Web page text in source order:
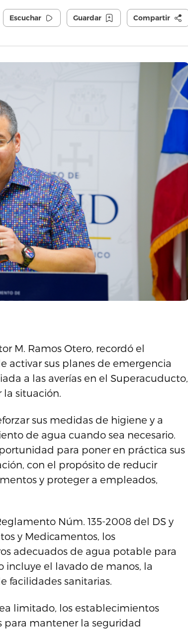
Escuchar Guardar Compartir
M. Ramos Otero, recordó el
activar sus planes de emergencia
a las averías en el Superacuducto,
la situación.
sus medidas de higiene y a
de agua cuando sea necesario.
para poner en práctica sus
con el propósito de reducir
y proteger a empleados,
Núm. 135-2008 del DS y
y Medicamentos, los
adecuados de agua potable para
incluye el lavado de manos, la
facilidades sanitarias.
limitado, los establecimientos
para mantener la seguridad